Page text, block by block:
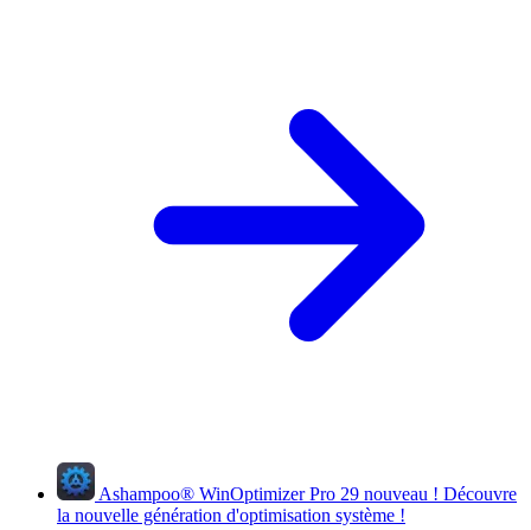
Ashampoo® WinOptimizer Pro 29 nouveau ! Découvre
la nouvelle génération d'optimisation système !